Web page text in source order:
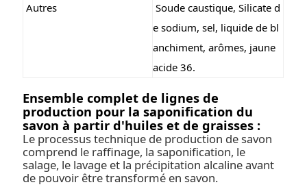
Autres
Soude caustique, Silicate d
e sodium, sel, liquide de bl
anchiment, arômes, jaune
acide 36.
Ensemble complet de lignes de
production pour la saponification du
savon à partir d'huiles et de graisses :
Le processus technique de production de savon
comprend le raffinage, la saponification, le
salage, le lavage et la précipitation alcaline avant
de pouvoir être transformé en savon.